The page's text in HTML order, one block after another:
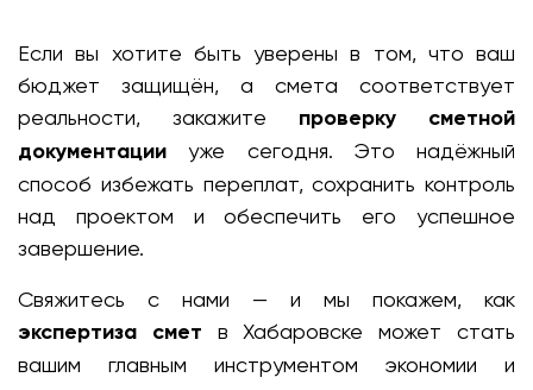
Если вы хотите быть уверены в том, что ваш
бюджет защищён, а смета соответствует
реальности, закажите проверку сметной
документации уже сегодня. Это надёжный
способ избежать переплат, сохранить контроль
над проектом и обеспечить его успешное
завершение.
Свяжитесь с нами — и мы покажем, как
экспертиза смет в Хабаровске может стать
вашим главным инструментом экономии и